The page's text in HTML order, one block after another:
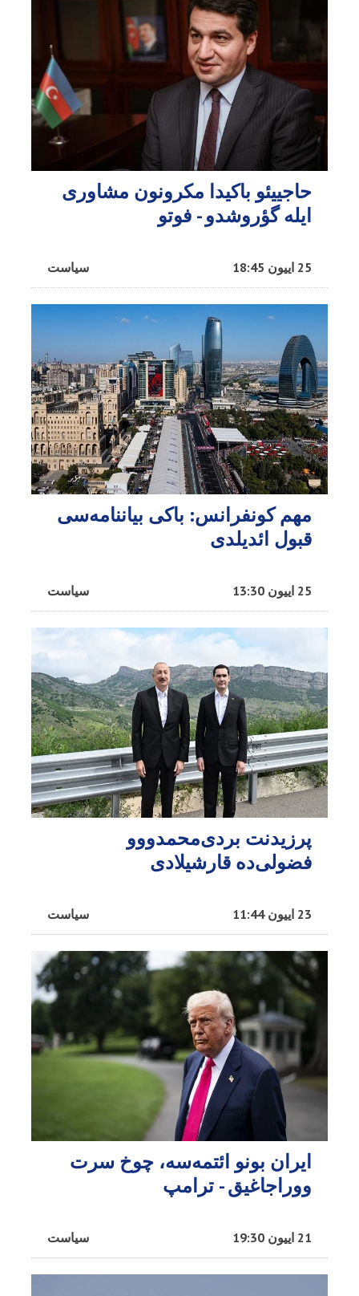
حاجییئو باکیدا مکرونون مشاوری
ایله گؤروشدو - فوتو
سیاست 25 اییون 18:45
مهم کونفرانس: باکی بیاننامه‌سی
قبول ائدیلدی
سیاست 25 اییون 13:30
پرزیدنت بردی‌محمدووو
فضولی‌ده قارشیلادی
سیاست 23 اییون 11:44
ایران بونو ائتمه‌سه، چوخ سرت
ووراجاغیق - ترامپ
سیاست 21 اییون 19:30